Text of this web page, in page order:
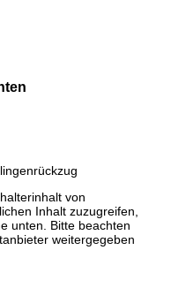
von
Inhalt zuzugreifen,
unten. Bitte beachten
weitergegeben